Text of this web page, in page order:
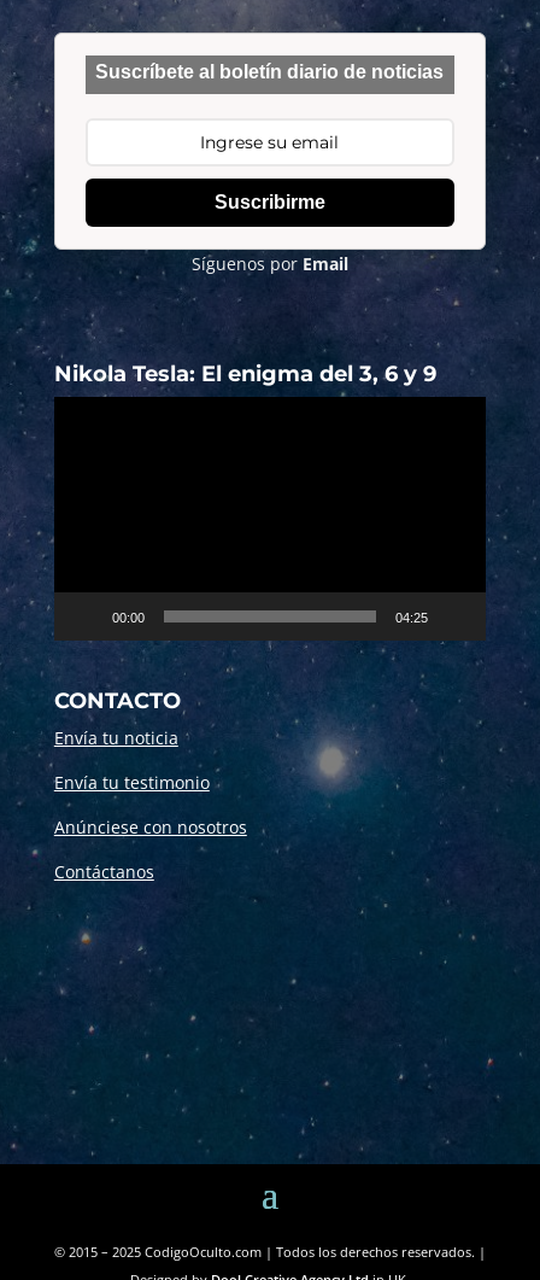
Suscríbete al boletín diario de noticias
Suscribirme
Síguenos por Email
Nikola Tesla: El enigma del 3, 6 y 9
00:00 04:25
CONTACTO
Envía tu noticia
Envía tu testimonio
Anúnciese con nosotros
Contáctanos
© 2015 – 2025 CodigoOculto.com | Todos los derechos reservados. |